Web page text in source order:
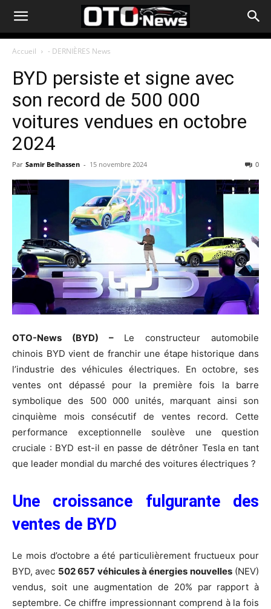
Accueil - DERNIÈRES News
BYD persiste et signe avec
son record de 500 000
voitures vendues en octobre
2024
Par Samir Belhassen - 15 novembre 2024 0
OTO-News (BYD) – Le constructeur automobile
chinois BYD vient de franchir une étape historique dans
l’industrie des véhicules électriques. En octobre, ses
ventes ont dépassé pour la première fois la barre
symbolique des 500 000 unités, marquant ainsi son
cinquième mois consécutif de ventes record. Cette
performance exceptionnelle soulève une question
cruciale : BYD est-il en passe de détrôner Tesla en tant
que leader mondial du marché des voitures électriques ?
Une croissance fulgurante des
ventes de BYD
Le mois d’octobre a été particulièrement fructueux pour
BYD, avec 502 657 véhicules à énergies nouvelles(NEV)
vendus, soit une augmentation de 20% par rapport à
septembre. Ce chiffre impressionnant comprend à la fois